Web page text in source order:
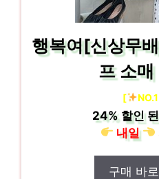
행복여[신상무
프 소
[
24% 할인
내일
구매 바